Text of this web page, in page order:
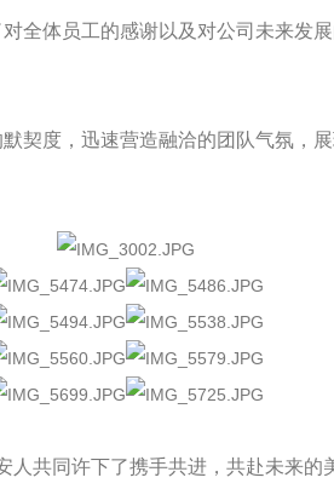
全体员工的感谢以及对公司未来发
契度，迅速营造融洽的团队气氛，
共同许下了携手共进，共赴未来